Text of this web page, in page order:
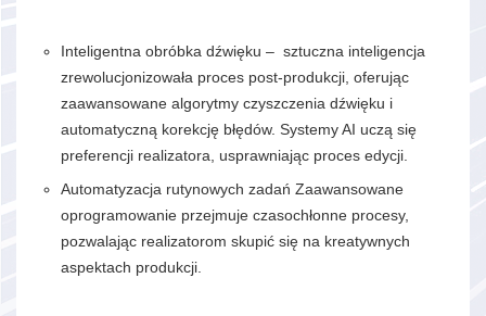
Inteligentna obróbka dźwięku – sztuczna inteligencja
zrewolucjonizowała proces post-produkcji, oferując
zaawansowane algorytmy czyszczenia dźwięku i
automatyczną korekcję błędów. Systemy AI uczą się
preferencji realizatora, usprawniając proces edycji.
Automatyzacja rutynowych zadań Zaawansowane
oprogramowanie przejmuje czasochłonne procesy,
pozwalając realizatorom skupić się na kreatywnych
aspektach produkcji.